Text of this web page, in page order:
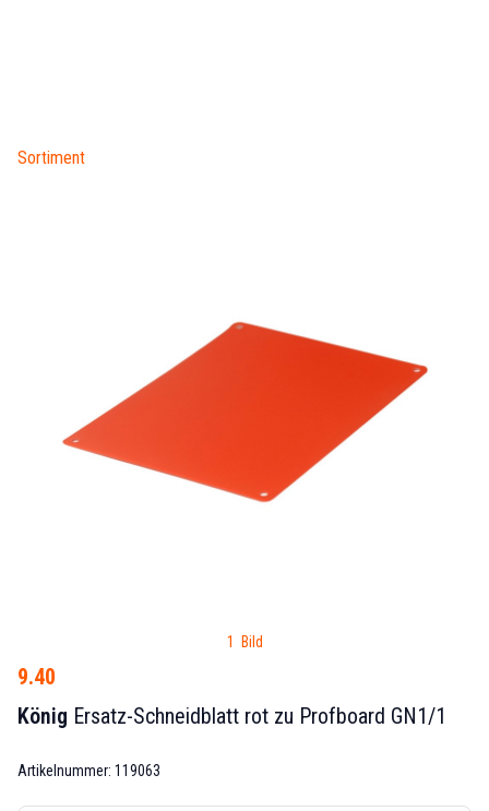
Sortiment
1 Bild
9.40
König Ersatz-Schneidblatt rot zu Profboard GN1/1
Artikelnummer: 119063